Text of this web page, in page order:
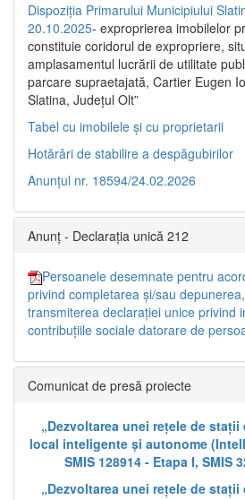
Dispoziția Primarului Municipiului
20.10.2025- exproprierea imobilelor
constituie coridorul de expropriere,
amplasamentul lucrării de utilitate
parcare supraetajată, Cartier Eugen
Slatina, Județul Olt”
Tabel cu imobilele și cu proprietarii
Hotărâri de stabilire a despăgubirilor
Anunțul nr. 18594/24.02.2026
Anunț - Declarația unică 212
Persoanele desemnate pentru
privind completarea și/sau
transmiterea declarației unice privind
contribuțiile sociale datorare de
Comunicat de presă proiecte
„Dezvoltarea unei rețele de
local inteligente și autonome
SMIS 128914 - Etapa I, SMIS
„Dezvoltarea unei rețele de